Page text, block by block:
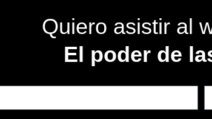
Quiero asistir al
El poder de